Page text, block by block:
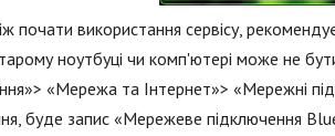
почати використання сервісу,
ноутбуці чи комп'ютері може не
«Мережа та Інтернет»> «Мережні
буде запис «Мережеве підключення